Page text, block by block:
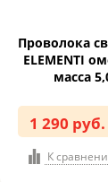
Проволока
ELEMENTI
масса
1 290 руб.
К